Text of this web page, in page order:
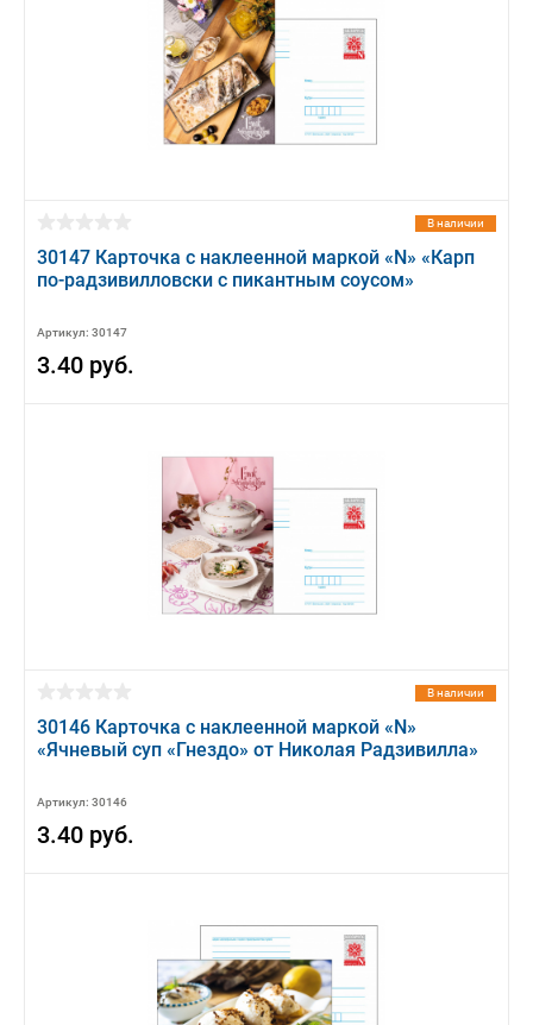
В наличии
30147 Карточка с наклеенной маркой «N» «Карп
по-радзивилловски с пикантным соусом»
Артикул: 30147
3.40 руб.
В наличии
30146 Карточка с наклеенной маркой «N»
«Ячневый суп «Гнездо» от Николая Радзивилла»
Артикул: 30146
3.40 руб.